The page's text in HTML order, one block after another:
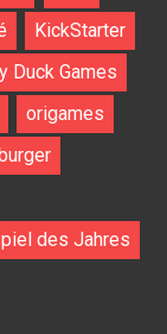
KickStarter
Duck Games
origames
des Jahres